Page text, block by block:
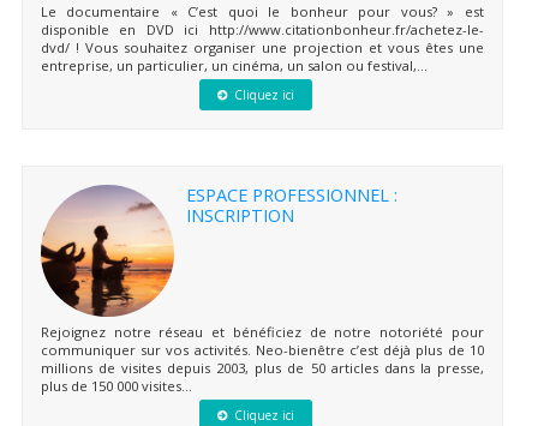
Le documentaire « C’est quoi le bonheur pour vous? » est
disponible en DVD ici http://www.citationbonheur.fr/achetez-le-
dvd/ ! Vous souhaitez organiser une projection et vous êtes une
entreprise, un particulier, un cinéma, un salon ou festival,...
Cliquez ici
ESPACE PROFESSIONNEL :
INSCRIPTION
Rejoignez notre réseau et bénéficiez de notre notoriété pour
communiquer sur vos activités. Neo-bienêtre c’est déjà plus de 10
millions de visites depuis 2003, plus de 50 articles dans la presse,
plus de 150 000 visites...
Cliquez ici